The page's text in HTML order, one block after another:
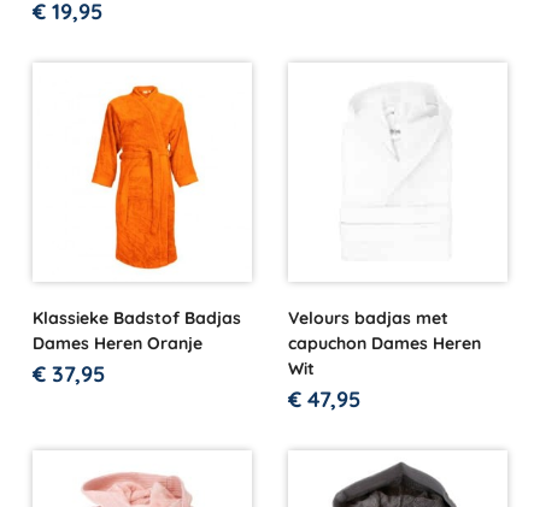
€ 19,95
Klassieke Badstof Badjas
Dames Heren Oranje
€ 37,95
Velours badjas met
capuchon Dames Heren
Wit
€ 47,95